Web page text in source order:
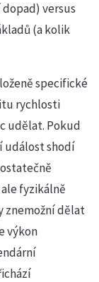
versus
(a kolik
specifické
rychlosti
udělat. Pokud
událost shodí
fyzikálně
znemožní dělat
výkon